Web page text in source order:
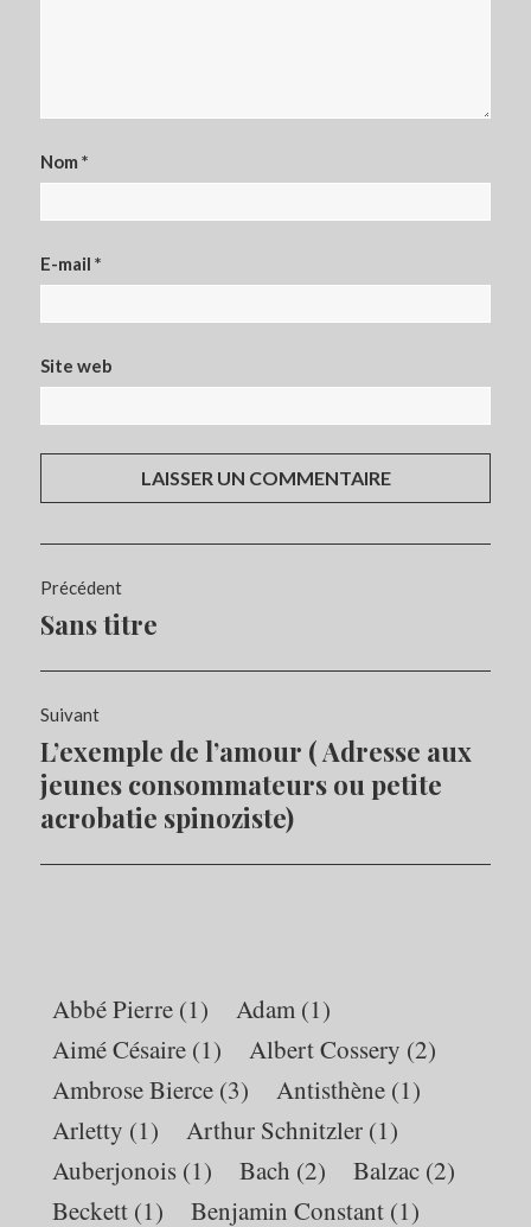
Nom*
E-mail*
Site web
Navigation
de
l’article
Précédent
Article
Sans titre
Suivant
Article
Suivant:
L’exemple de l’amour ( Adresse aux
jeunes consommateurs ou petite
acrobatie spinoziste)
Abbé Pierre (1) Adam (1)
Aimé Césaire (1) Albert Cossery (2)
Ambrose Bierce (3) Antisthène (1)
Arletty (1) Arthur Schnitzler (1)
Auberjonois (1) Bach (2) Balzac (2)
Beckett (1) Benjamin Constant (1)